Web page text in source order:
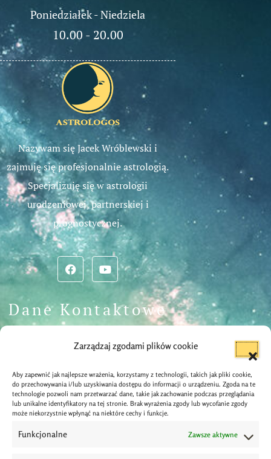
Zarządzaj zgodami plików cookie
Aby zapewnić jak najlepsze wrażenia, korzystamy z technologii, takich jak pliki cookie,
do przechowywania i/lub uzyskiwania dostępu do informacji o urządzeniu. Zgoda na te
technologie pozwoli nam przetwarzać dane, takie jak zachowanie podczas przeglądania
lub unikalne identyfikatory na tej stronie. Brak wyrażenia zgody lub wycofanie zgody
może niekorzystnie wpłynąć na niektóre cechy i funkcje.
Funkcjonalne Zawsze aktywne
Poniedziałek - Niedziela
10.00 - 20.00
Nazywam się Jacek Wróblewski i
zajmuję się profesjonalnie astrologią.
Specjalizuję się w astrologii
urodzeniowej, partnerskiej i
prognostycznej.
Dane Kontaktowe
info@astrologos.pl
Wrocław